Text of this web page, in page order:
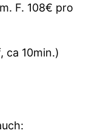
F. 108€ pro
ca 10min.)